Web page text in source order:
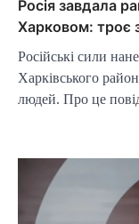
Росія завдала
Харковом: троє
Російські сили
Харківського
людей. Про це